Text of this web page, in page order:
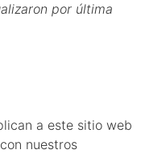
por última
a este sitio web
nuestros